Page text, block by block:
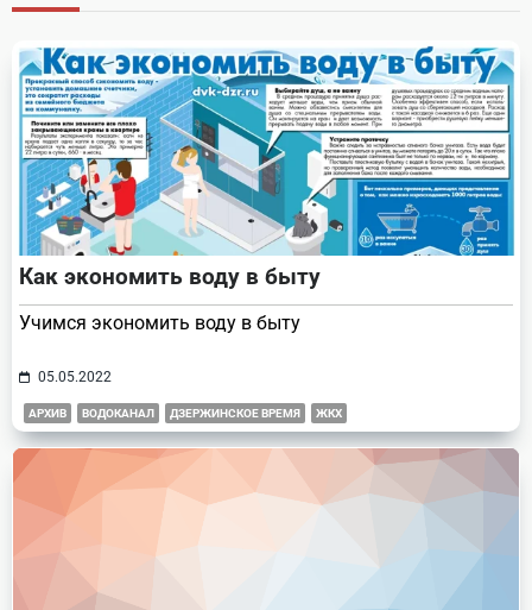
reader-
text">Page</span>
Как экономить воду в быту
Учимся экономить воду в быту
05.05.2022
АРХИВ ВОДОКАНАЛ ДЗЕРЖИНСКОЕ ВРЕМЯ ЖКХ